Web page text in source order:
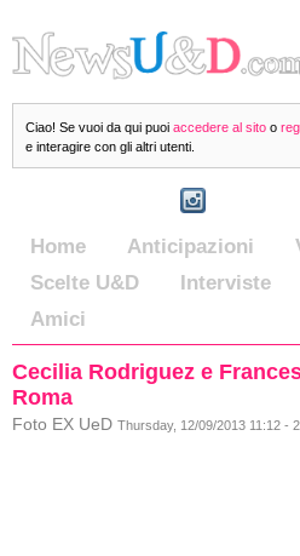
Ciao! Se vuoi da qui puoi accedere al sito o
e interagire con gli altri utenti.
Home Anticipazioni
Scelte U&D
Interviste
Amici
Cecilia Rodriguez e
Roma
Foto EX UeD Thursday, 12/09/2013 11:12 -